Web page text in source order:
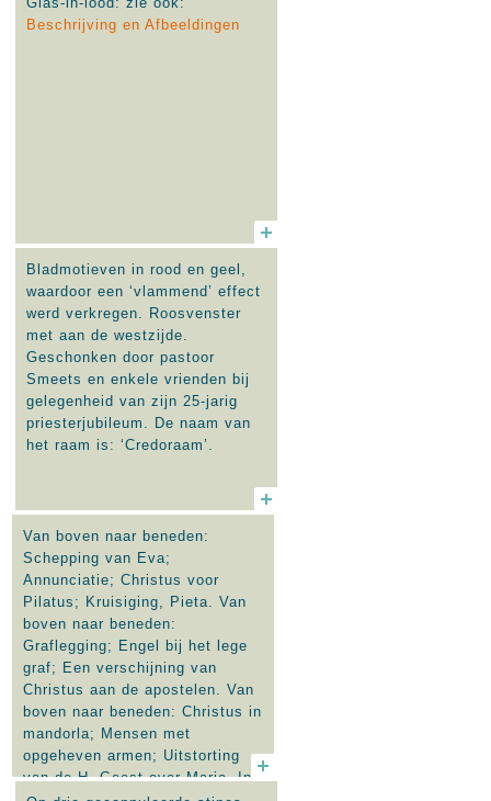
Beschrijving en Afbeeldingen
Bladmotieven in rood en geel,
waardoor een ‘vlammend’ effect
werd verkregen. Roosvenster
met aan de westzijde.
Geschonken door pastoor
Smeets en enkele vrienden bij
gelegenheid van zijn 25-jarig
priesterjubileum. De naam van
het raam is: ‘Credoraam’.
Van boven naar beneden:
Schepping van Eva;
Annunciatie; Christus voor
Pilatus; Kruisiging, Pieta. Van
boven naar beneden:
Graflegging; Engel bij het lege
graf; Een verschijning van
Christus aan de apostelen. Van
boven naar beneden: Christus in
mandorla; Mensen met
opgeheven armen; Uitstorting
van de H. Geest over Maria. In